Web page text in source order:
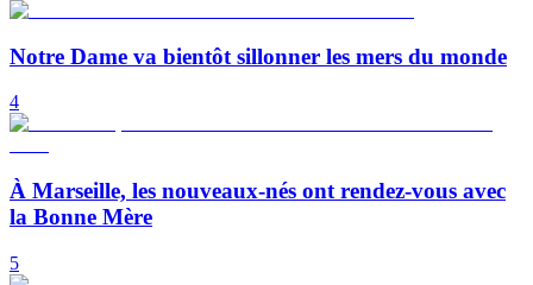
Notre Dame va bientôt sillonner les mers du monde
4
À Marseille, les nouveaux-nés ont rendez-vous avec
la Bonne Mère
5